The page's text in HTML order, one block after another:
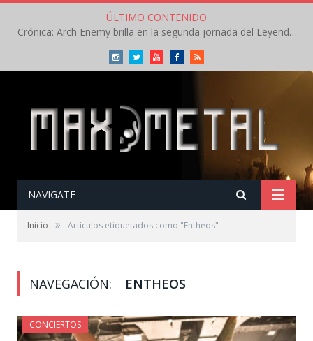
ÚLTIMO CONTENIDO
Crónica: Arch Enemy brilla en la segunda jornada del Leyendas del Rock – Jueves – Agosto 2026
InstagramTwitterYoutubeFacebookRSS
NAVIGATE
Inicio » Artículos etiquetados como "Entheos"
NAVEGACIÓN: ENTHEOS
CONCIERTOS